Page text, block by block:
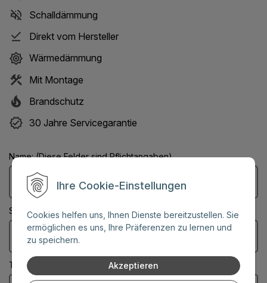
Ihre Cookie-Einstellungen
Cookies helfen uns, Ihnen Dienste bereitzustellen. Sie
ermöglichen es uns, Ihre Präferenzen zu lernen und
zu speichern.
Akzeptieren
Schalldämmung
Direkt vom Hersteller
Wärmedämmung
Mit Montage
Brandschutz
30 Jahre Servicegarantie
Name: (Diese Felder sind Pflichtangaben)
Stadt: (Diese Felder sind Pflichtangaben)
Telefonnummer: